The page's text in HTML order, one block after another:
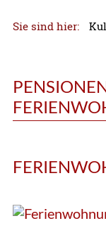
Sie sind hier: